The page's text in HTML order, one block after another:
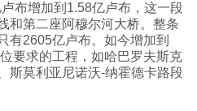
布增加到1.58亿卢布，这一段
和第二座阿穆尔河大桥。整条
有2605亿卢布。如今增加到
要求的工程，如哈巴罗夫斯克
斯莫利亚尼诺沃-纳霍德卡路段